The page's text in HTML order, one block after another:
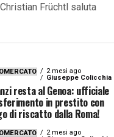
Früchtl saluta
2 mesi ago
Giuseppe Colicchia
resta al Genoa: ufficiale
in prestito con
di riscatto dalla Roma!
2 mesi ago